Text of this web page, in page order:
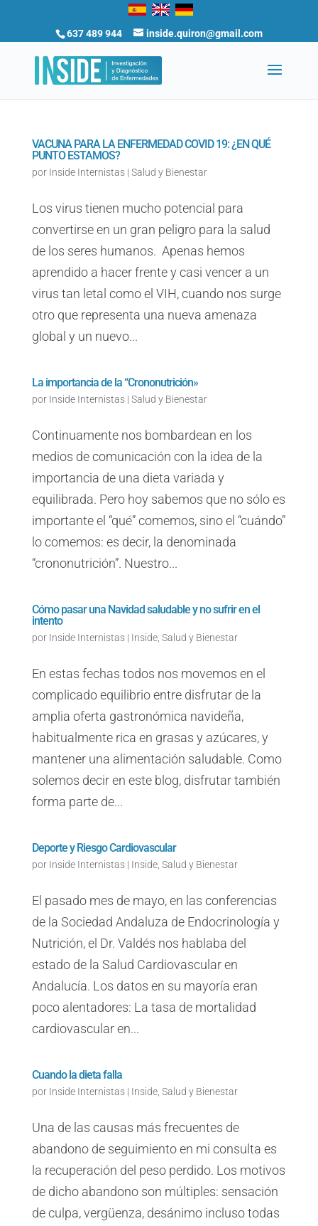
637 489 944 inside.quiron@gmail.com
VACUNA PARA LA ENFERMEDAD COVID 19: ¿EN QUÉ
PUNTO ESTAMOS?
por Inside Internistas| Salud y Bienestar
Los virus tienen mucho potencial para
convertirse en un gran peligro para la salud
de los seres humanos. Apenas hemos
aprendido a hacer frente y casi vencer a un
virus tan letal como el VIH, cuando nos surge
otro que representa una nueva amenaza
global y un nuevo...
La importancia de la “Crononutrición»
por Inside Internistas| Salud y Bienestar
Continuamente nos bombardean en los
medios de comunicación con la idea de la
importancia de una dieta variada y
equilibrada. Pero hoy sabemos que no sólo es
importante el “qué” comemos, sino el “cuándo”
lo comemos: es decir, la denominada
“crononutrición”. Nuestro...
Cómo pasar una Navidad saludable y no sufrir en el
intento
por Inside Internistas| Inside, Salud y Bienestar
En estas fechas todos nos movemos en el
complicado equilibrio entre disfrutar de la
amplia oferta gastronómica navideña,
habitualmente rica en grasas y azúcares, y
mantener una alimentación saludable. Como
solemos decir en este blog, disfrutar también
forma parte de...
Deporte y Riesgo Cardiovascular
por Inside Internistas| Inside, Salud y Bienestar
El pasado mes de mayo, en las conferencias
de la Sociedad Andaluza de Endocrinología y
Nutrición, el Dr. Valdés nos hablaba del
estado de la Salud Cardiovascular en
Andalucía. Los datos en su mayoría eran
poco alentadores: La tasa de mortalidad
cardiovascular en...
Cuando la dieta falla
por Inside Internistas| Inside, Salud y Bienestar
Una de las causas más frecuentes de
abandono de seguimiento en mi consulta es
la recuperación del peso perdido. Los motivos
de dicho abandono son múltiples: sensación
de culpa, vergüenza, desánimo incluso todas